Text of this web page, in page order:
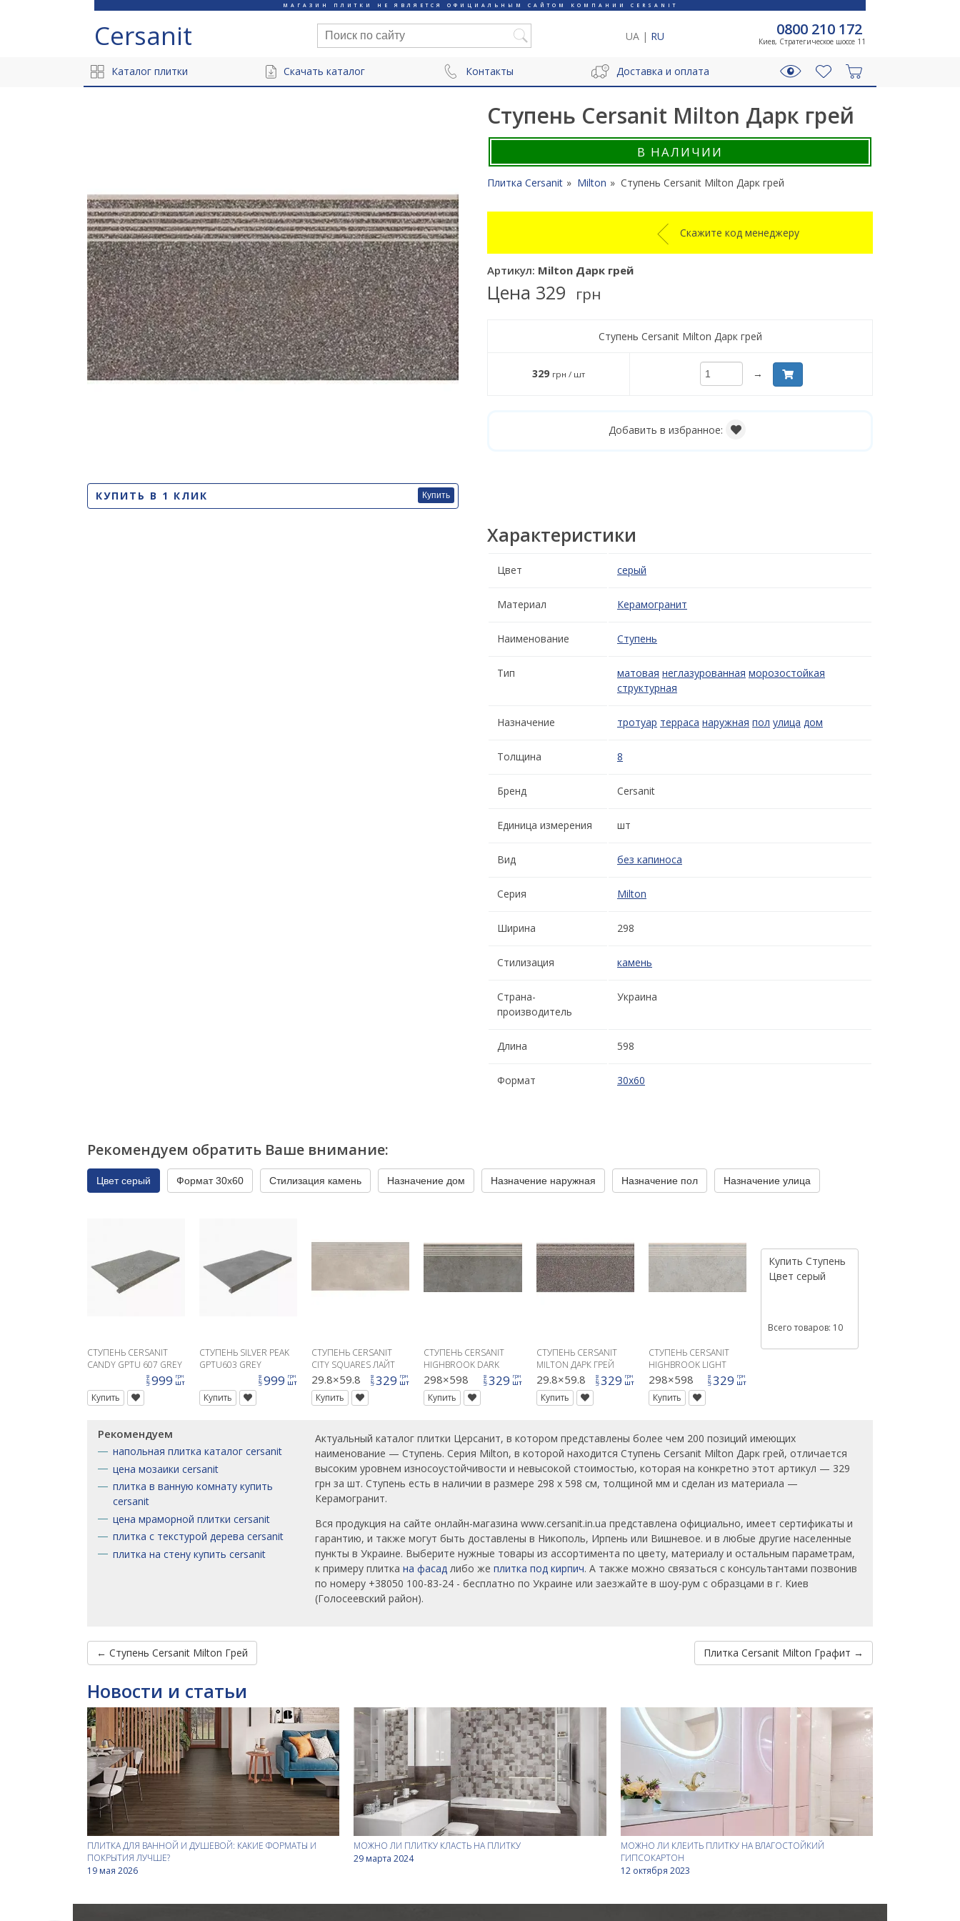
МАГАЗИН ПЛИТКИ НЕ ЯВЛЯЕТСЯ ОФИЦИАЛЬНЫМ САЙТОМ КОМПАНИИ CERSANIT
Cersanit UA | RU 0800 210 172
Киев, Стратегическое шоссе 11
Каталог плитки Скачать каталог Контакты Доставка и оплата
КУПИТЬ В 1 КЛИК Купить
Ступень Cersanit Milton Дарк грей
В НАЛИЧИИ
Плитка Cersanit Milton Ступень Cersanit Milton Дарк грей
Скажите код менеджеру
Артикул: Milton Дарк грей
Цена 329 грн
Ступень Cersanit Milton Дарк грей
329 грн / шт →
Добавить в избранное:
Характеристики
Цвет серый
Материал Керамогранит
Наименование Ступень
Тип матовая неглазурованная морозостойкая
структурная
Назначение тротуар терраса наружная пол улица дом
Толщина 8
Бренд Cersanit
Единица измерения шт
Вид без капиноса
Серия Milton
Ширина 298
Стилизация камень
Страна-
производитель
Украина
Длина 598
Формат 30x60
Рекомендуем обратить Ваше внимание:
Цвет серый Формат 30x60 Стилизация камень Назначение дом Назначение наружная Назначение пол Назначение улица
СТУПЕНЬ CERSANIT
CANDY GPTU 607 GREY
STEPTREAD KAPINOS
31,8X59,8
цена 999 грн
шт
Купить
СТУПЕНЬ SILVER PEAK
GPTU603 GREY
STEPTREAD KAPINOS
31,8X59,8
цена 999 грн
шт
Купить
СТУПЕНЬ CERSANIT
CITY SQUARES ЛАЙТ
ГРЕЙ
29.8×59.8 цена 329 грн
шт
Купить
СТУПЕНЬ CERSANIT
HIGHBROOK DARK
GREY STEPTREAD
29,8X59,8
298×598 цена 329 грн
шт
Купить
СТУПЕНЬ CERSANIT
MILTON ДАРК ГРЕЙ
29.8×59.8 цена 329 грн
шт
Купить
СТУПЕНЬ CERSANIT
HIGHBROOK LIGHT
GREY STEPTREAD
29,8X59,8
298×598 цена 329 грн
шт
Купить
Купить Ступень
Цвет серый
Всего товаров: 10
Рекомендуем
напольная плитка каталог cersanit
цена мозаики cersanit
плитка в ванную комнату купить
cersanit
цена мраморной плитки cersanit
плитка с текстурой дерева cersanit
плитка на стену купить cersanit
Актуальный каталог плитки Церсанит, в котором представлены более чем 200 позиций имеющих
наименование — Ступень. Серия Milton, в которой находится Ступень Cersanit Milton Дарк грей, отличается
высоким уровнем износоустойчивости и невысокой стоимостью, которая на конкретно этот артикул — 329
грн за шт. Ступень есть в наличии в размере 298 х 598 см, толщиной мм и сделан из материала —
Керамогранит.
Вся продукция на сайте онлайн-магазина www.cersanit.in.ua представлена официально, имеет сертификаты и
гарантию, и также могут быть доставлены в Никополь, Ирпень или Вишневое. и в любые другие населенные
пункты в Украине. Выберите нужные товары из ассортимента по цвету, материалу и остальным параметрам,
к примеру плитка на фасад либо же плитка под кирпич. А также можно связаться с консультантами позвонив
по номеру +38050 100-83-24 - бесплатно по Украине или заезжайте в шоу-рум с образцами в г. Киев
(Голосеевский район).
← Ступень Cersanit Milton Грей Плитка Cersanit Milton Графит →
Новости и статьи
ПЛИТКА ДЛЯ ВАННОЙ И ДУШЕВОЙ: КАКИЕ ФОРМАТЫ И
ПОКРЫТИЯ ЛУЧШЕ?
19 мая 2026
МОЖНО ЛИ ПЛИТКУ КЛАСТЬ НА ПЛИТКУ
29 марта 2024
МОЖНО ЛИ КЛЕИТЬ ПЛИТКУ НА ВЛАГОСТОЙКИЙ
ГИПСОКАРТОН
12 октября 2023